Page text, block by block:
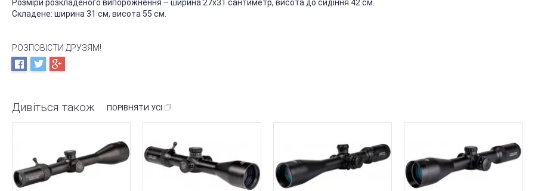
Розміри розкладеного випорожнення – ширина 27х31 сантиметр, висота до сидіння 42 см.
Складене: ширина 31 см, висота 55 см.
РОЗПОВІСТИ ДРУЗЯМ!
Дивіться також ПОРІВНЯТИ УСІ